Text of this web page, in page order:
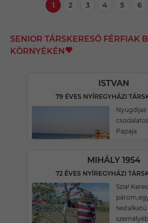
1 2 3 4 5 6
SENIOR TÁRSKERESŐ FÉRFIAK
KÖRNYÉKÉN
ISTVAN
79 ÉVES NYÍREGYHÁZI
Papaja
MIHÁLY 1954
72 ÉVES NYÍREGYHÁZI
Szia!
testalkatú